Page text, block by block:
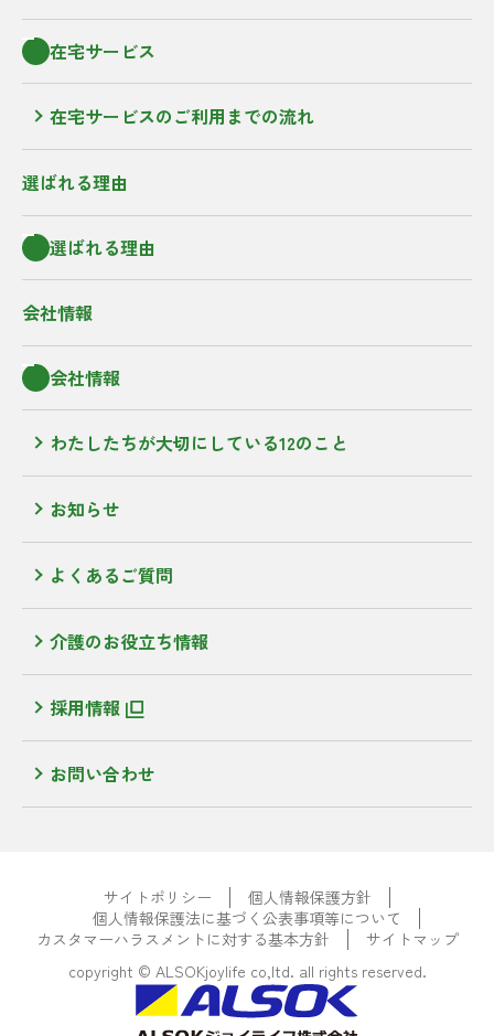
在宅サービス
在宅サービスのご利用までの流れ
選ばれる理由
選ばれる理由
会社情報
会社情報
わたしたちが大切にしている12のこと
お知らせ
よくあるご質問
介護のお役立ち情報
採用情報
お問い合わせ
サイトポリシー
個人情報保護方針
個人情報保護法に基づく公表事項等について
カスタマーハラスメントに対する基本方針
サイトマップ
copyright © ALSOKjoylife co,ltd. all rights reserved.